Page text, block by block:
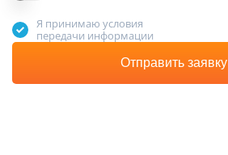
Я принимаю условия
передачи информации
Отправить заявку